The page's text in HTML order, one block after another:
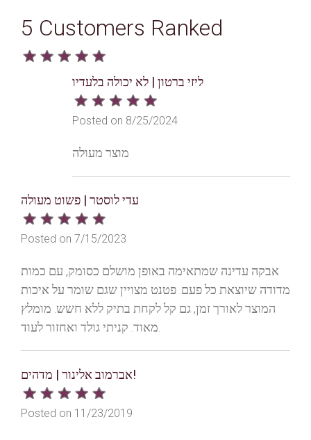
5 Customers Ranked
ליזי ברטון | לא יכולה בלעדיו
Posted on 8/25/2024
מוצר מעולה
עדי לוסטר | פשוט מעולה
Posted on 7/15/2023
אבקה עדינה שמתאימה באופן מושלם כסומק, עם כמות
מדודה שיוצאת כל פעם. פטנט מצויין שגם שומר על איכות
המוצר לאורך זמן, גם קל לקחת בתיק ללא חשש. מומלץ
מאוד. קניתי גולד ואחזור לעוד.
אברמוב אלינור | מדהים!
Posted on 11/23/2019